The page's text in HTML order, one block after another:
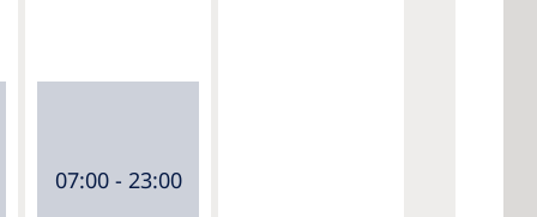
07:00 - 23:00